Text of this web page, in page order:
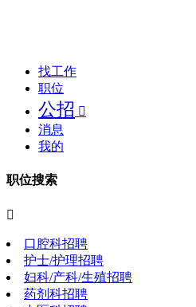
找工作
职位
公招 
消息
我的
职位搜索

口腔科招聘
护士/护理招聘
妇科/产科/生殖招聘
药剂科招聘